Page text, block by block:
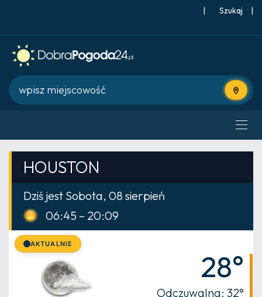
| |
Użyj
HOUSTON
Dziś jest Sobota, 08 sierpień
06:45 – 20:09
AKTUALNIE
28°
Odczuwalna: 32°